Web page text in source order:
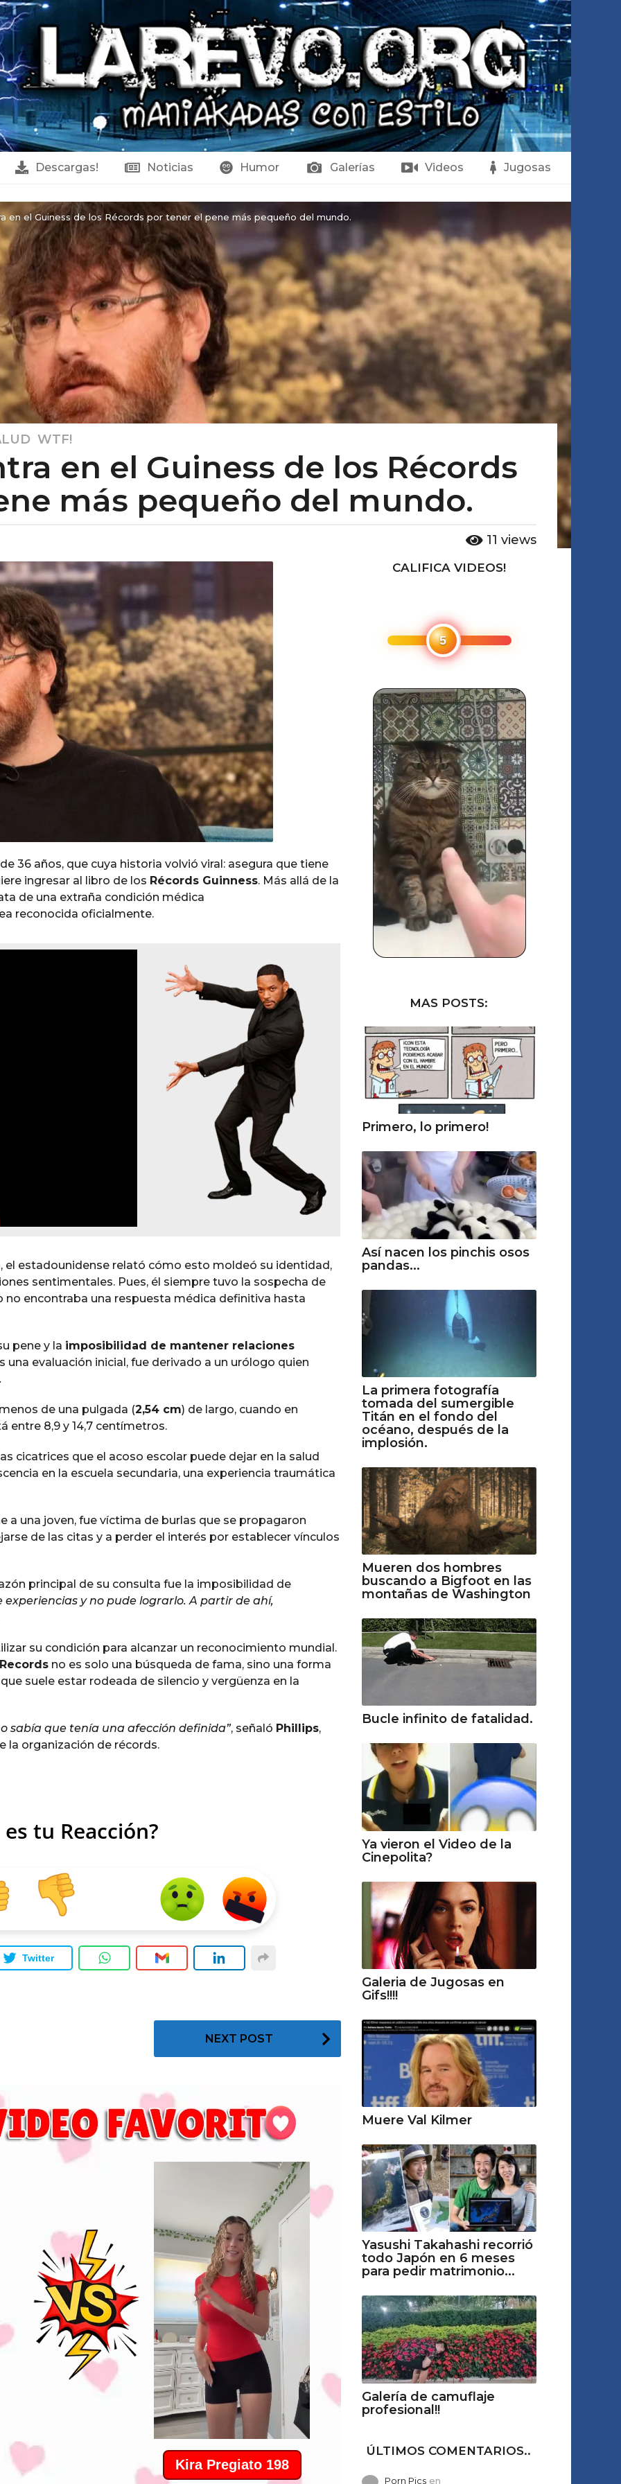
Descargas! Noticias Humor Galerías Videos Jugosas
en el Guiness de los Récords por tener el pene más pequeño del mundo.
,WTF!
en el Guiness de los Récords
más pequeño del mundo.
11 views
36 años, que cuya historia volvió viral: asegura que tiene
ingresar al libro de los Récords Guinness. Más allá de la
de una extraña condición médica
reconocida oficialmente.
, el estadounidense relató cómo esto moldeó su identidad,
sentimentales. Pues, él siempre tuvo la sospecha de
no encontraba una respuesta médica definitiva hasta
pene y la imposibilidad de mantener relaciones
una evaluación inicial, fue derivado a un urólogo quien
de una pulgada (2,54 cm) de largo, cuando en
entre 8,9 y 14,7 centímetros.
cicatrices que el acoso escolar puede dejar en la salud
en la escuela secundaria, una experiencia traumática
a una joven, fue víctima de burlas que se propagaron
de las citas y a perder el interés por establecer vínculos
principal de su consulta fue la imposibilidad de
experiencias y no pude lograrlo. A partir de ahí,
su condición para alcanzar un reconocimiento mundial.
no es solo una búsqueda de fama, sino una forma
suele estar rodeada de silencio y vergüenza en la
sabía que tenía una afección definida”, señaló Phillips,
la organización de récords.
es tu Reacción?
Twitter
NEXT POST
CALIFICA VIDEOS!
MAS POSTS:
Primero, lo primero!
Así nacen los pinchis osos
pandas...
La primera fotografía
tomada del sumergible
Titán en el fondo del
océano, después de la
implosión.
Mueren dos hombres
buscando a Bigfoot en las
montañas de Washington
Bucle infinito de fatalidad.
Ya vieron el Video de la
Cinepolita?
Galeria de Jugosas en
Gifs!!!!
Muere Val Kilmer
Yasushi Takahashi recorrió
todo Japón en 6 meses
para pedir matrimonio...
Galería de camuflaje
profesional!!
ÚLTIMOS COMENTARIOS..
Porn Picsen